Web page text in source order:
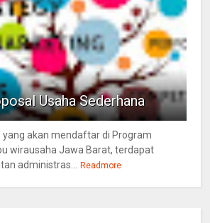
Usaha Sederhana
akan mendaftar di Program
wirausaha Jawa Barat, terdapat
administras...
Readmore